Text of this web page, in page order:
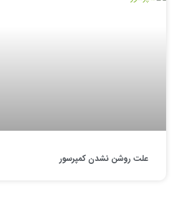
علت روشن نشدن کمپرسور